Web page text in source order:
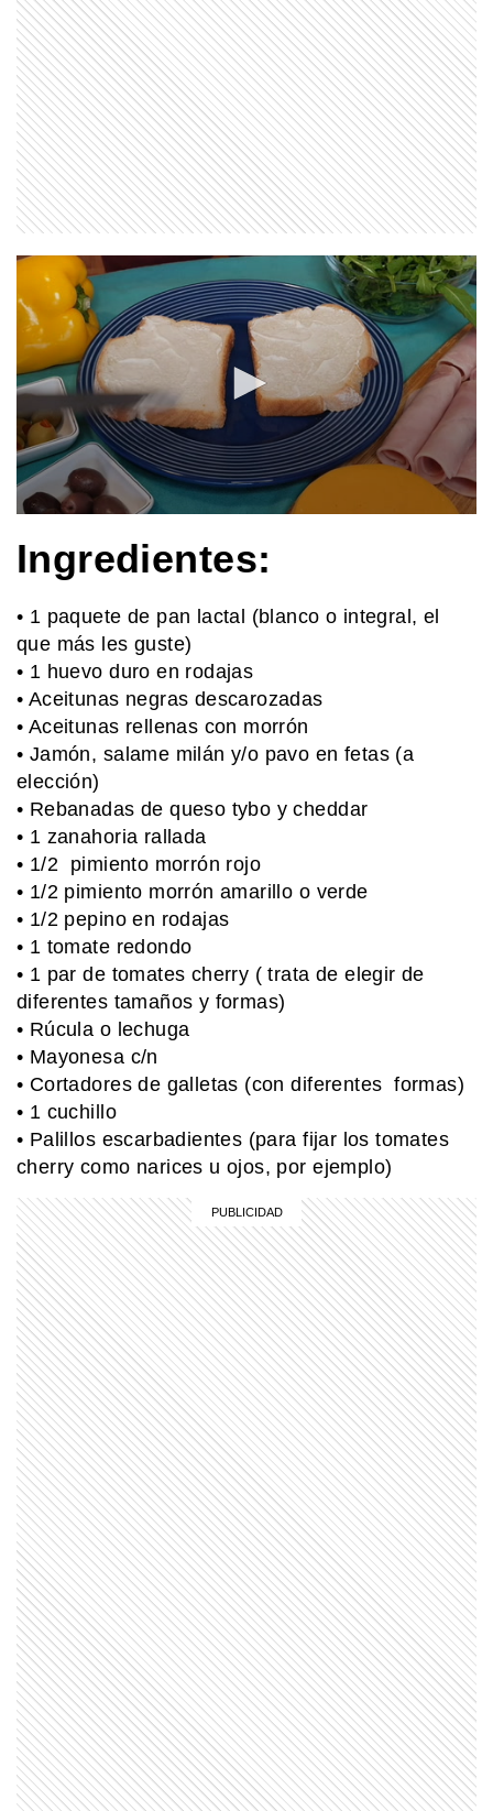
52
Ingredientes:
• 1 paquete de pan lactal (blanco o integral, el
que más les guste)
• 1 huevo duro en rodajas
• Aceitunas negras descarozadas
• Aceitunas rellenas con morrón
• Jamón, salame milán y/o pavo en fetas (a
elección)
• Rebanadas de queso tybo y cheddar
• 1 zanahoria rallada
• 1/2 pimiento morrón rojo
• 1/2 pimiento morrón amarillo o verde
• 1/2 pepino en rodajas
• 1 tomate redondo
• 1 par de tomates cherry ( trata de elegir de
diferentes tamaños y formas)
• Rúcula o lechuga
• Mayonesa c/n
• Cortadores de galletas (con diferentes formas)
• 1 cuchillo
• Palillos escarbadientes (para fijar los tomates
cherry como narices u ojos, por ejemplo)
EL MUNDO
Barbican Estate: el complejo de
Londres que parece una ciudad
dentro de la ciudad
COMUNIDAD EDUCATIVA
¿Cómo se hace una infografía clara y
atractiva?
PARA TUS TAREAS
Efemérides del 7 de agosto: tres
cosas que pasaron en Argentina un
día como hoy
MI PAIS
Quién fue Bernardo Houssay, una
figura clave de la ciencia argentina
SABER MAS
Tecnología: por qué se celebra el 10
de abril en homenaje a Bernardo
MI PAIS
Existe un pueblo argentino en Salta
que solo se puede visitar por vía
terrestre si pasás por Bolivia
MI PAIS
24 de junio: la increíble coincidencia
entre Fangio y Sabato
SABER MAS
Pica Pica: conocé al grupo de teatro
infantil creado por una española y dos
Latinoamérica
Achupallas: la estación ferroviaria de
Buenos Aires que aún guarda su
MI PAIS
Paso de San Francisco: el impactante
cruce argentino que está a más de
4.700 metros
NATURALEZA
El secreto del albatros para volar
miles de kilómetros casi sin aletear
SABER MAS
¿Qué significa cuando los perros se
ponen panza arriba?
COMUNIDAD EDUCATIVA
Crianza 2.0: la literatura infantil y
cómo fomentarla en las casas y
escuelas
MI PAIS
¿Sabías que Yrigoyen y Alem eran
familia? Esta es su historia